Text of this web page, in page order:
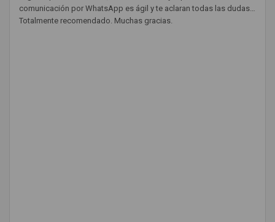
comunicación por WhatsApp es ágil y te aclaran todas las dudas.
Totalmente recomendado. Muchas gracias.